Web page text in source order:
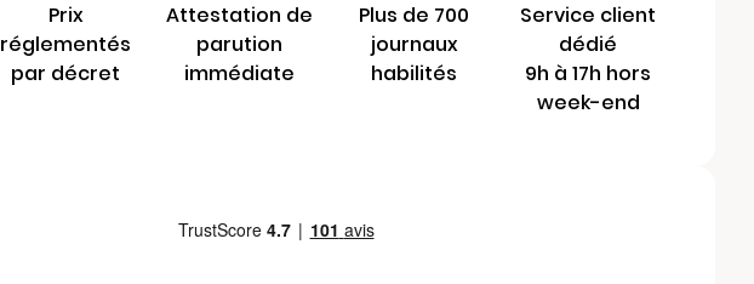
Prix
réglementés
par décret
Attestation de
parution
immédiate
Plus de 700
journaux
habilités
Service client
dédié
9h à 17h hors
week-end